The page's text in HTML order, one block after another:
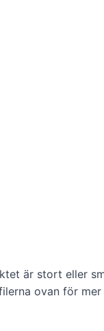
är stort eller
ovan för